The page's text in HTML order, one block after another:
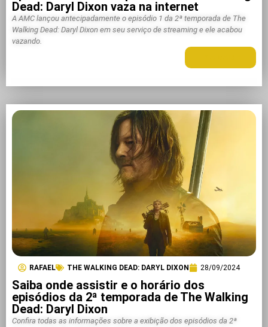
Dead: Daryl Dixon vaza na internet
A AMC lançou antecipadamente o episódio 1 da 2ª temporada de The
Walking Dead: Daryl Dixon em seu serviço de streaming e ele acabou
vazando.
RAFAEL THE WALKING DEAD: DARYL DIXON 28/09/2024
Saiba onde assistir e o horário dos
episódios da 2ª temporada de The Walking
Dead: Daryl Dixon
Confira todas as informações sobre a exibição dos episódios da 2ª